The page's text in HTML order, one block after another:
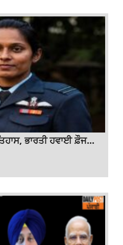
ਭਾਰਤੀ ਹਵਾਈ ਫ਼ੌਜ...